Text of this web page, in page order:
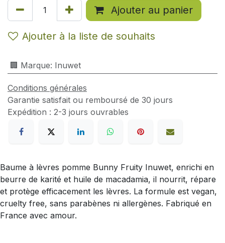
Ajouter au panier
Ajouter à la liste de souhaits
🏢 Marque: Inuwet
Conditions générales
Garantie satisfait ou remboursé de 30 jours
Expédition : 2-3 jours ouvrables
Baume à lèvres pomme Bunny Fruity Inuwet, enrichi en
beurre de karité et huile de macadamia, il nourrit, répare
et protège efficacement les lèvres. La formule est vegan,
cruelty free, sans parabènes ni allergènes. Fabriqué en
France avec amour.